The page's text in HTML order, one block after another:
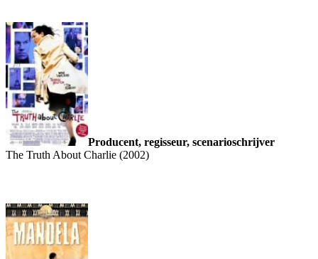
Producent, regisseur, scenarioschrijver
The Truth About Charlie (2002)